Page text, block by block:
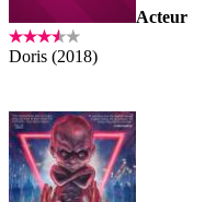
Acteur
Doris (2018)